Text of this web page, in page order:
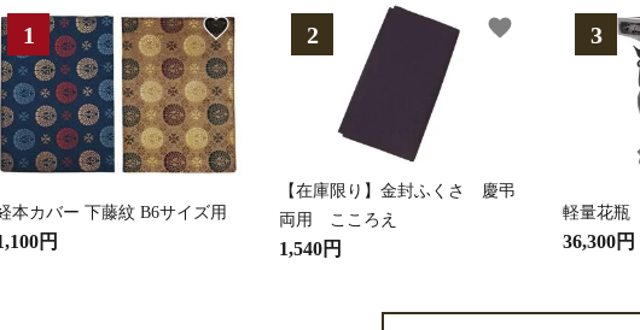
本カバー 下藤紋 B6サイズ用
円
favorite
【在庫限り】金封ふくさ 慶弔
両用 こころえ
1,540円
favorite
軽量花
36,300円